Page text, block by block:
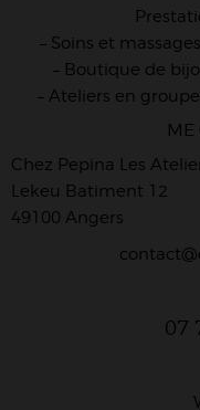
– Soins et
– Boutique de
– Ateliers en
ME
Chez Pepina Les
Lekeu Batiment 12
49100 Angers
07